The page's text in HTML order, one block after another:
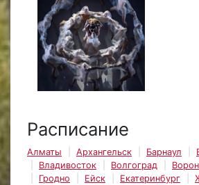
Расписание
Алматы Архангельск Барнаул
Владивосток
Волгоград
Гродно
Ейск Екатеринбург